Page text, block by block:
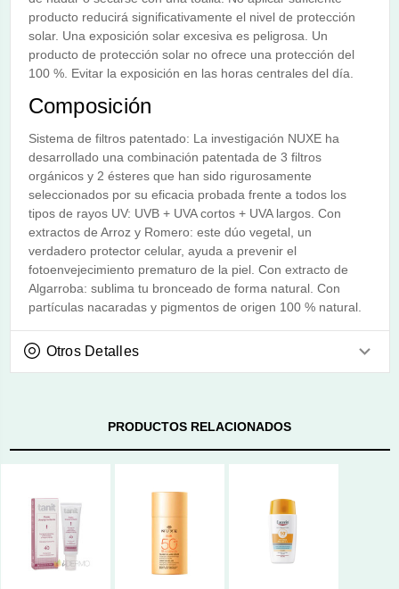
producto reducirá significativamente el nivel de protección
solar. Una exposición solar excesiva es peligrosa. Un
producto de protección solar no ofrece una protección del
100 %. Evitar la exposición en las horas centrales del día.
Composición
Sistema de filtros patentado: La investigación NUXE ha
desarrollado una combinación patentada de 3 filtros
orgánicos y 2 ésteres que han sido rigurosamente
seleccionados por su eficacia probada frente a todos los
tipos de rayos UV: UVB + UVA cortos + UVA largos. Con
extractos de Arroz y Romero: este dúo vegetal, un
verdadero protector celular, ayuda a prevenir el
fotoenvejecimiento prematuro de la piel. Con extracto de
Algarroba: sublima tu bronceado de forma natural. Con
partículas nacaradas y pigmentos de origen 100 % natural.
Otros Detalles
PRODUCTOS RELACIONADOS